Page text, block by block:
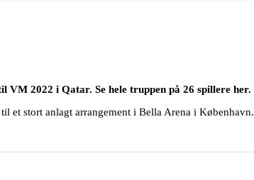
VM 2022 i Qatar. Se hele truppen på 26 spillere her.
et stort anlagt arrangement i Bella Arena i København.